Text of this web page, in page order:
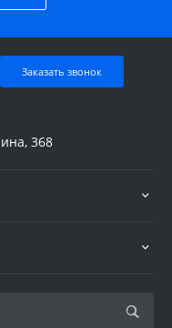
Заказать звонок
368